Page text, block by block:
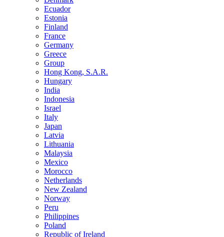
Ecuador
Estonia
Finland
France
Germany
Greece
Group
Hong Kong, S.A.R.
Hungary
India
Indonesia
Israel
Italy
Japan
Latvia
Lithuania
Malaysia
Mexico
Morocco
Netherlands
New Zealand
Norway
Peru
Philippines
Poland
Republic of Ireland